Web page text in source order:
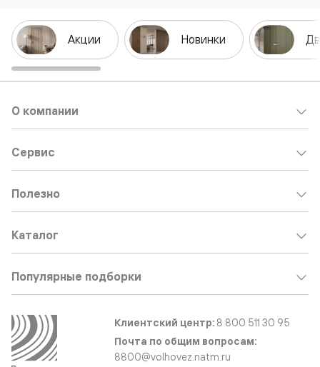
Акции Новинки
О компании
Сервис
Полезно
Каталог
Популярные подборки
Клиентский центр: 8 800 511 30 95
Почта по общим вопросам:
8800@volhovez.natm.ru